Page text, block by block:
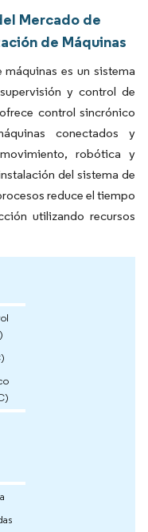
Mercado de
de Máquinas
es un sistema
y control de
control sincrónico
conectados y
robótica y
del sistema de
reduce el tiempo
utilizando recursos